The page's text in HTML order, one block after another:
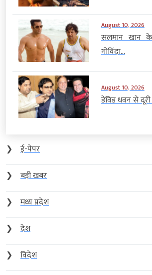
August 10, 2026
सलमान खान
गोविंदा...
August 10, 2026
डेविड धवन से दूरी
❯
ई-पेपर
❯
बड़ी खबर
❯
मध्य प्रदेश
❯
देश
❯
विदेश